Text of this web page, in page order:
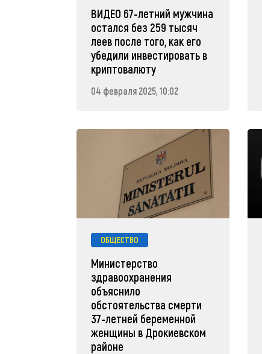
ВИДЕО 67-летний мужчина
остался без 259 тысяч
леев после того, как его
убедили инвестировать в
криптовалюту
04 февраля 2025, 10:02
ОБЩЕСТВО
Министерство
здравоохранения
объяснило
обстоятельства смерти
37-летней беременной
женщины в Дрокиевском
районе